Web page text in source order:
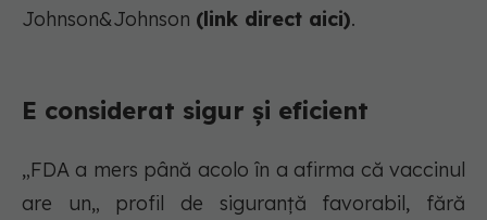
Johnson&Johnson (link direct aici).
E considerat sigur și eficient
„FDA a mers până acolo în a afirma că vaccinul
are un„ profil de siguranță favorabil, fără